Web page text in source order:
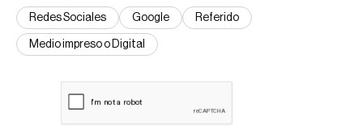
Redes Sociales Google Referido
Medio impreso o Digital